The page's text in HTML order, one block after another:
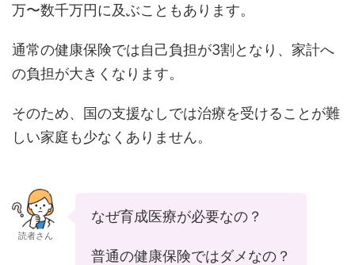
万〜数千万円に及ぶこともあります。
通常の健康保険では自己負担が3割となり、家計へ
の負担が大きくなります。
そのため、国の支援なしでは治療を受けることが難
しい家庭も少なくありません。
読者さん
なぜ育成医療が必要なの？
普通の健康保険ではダメなの？